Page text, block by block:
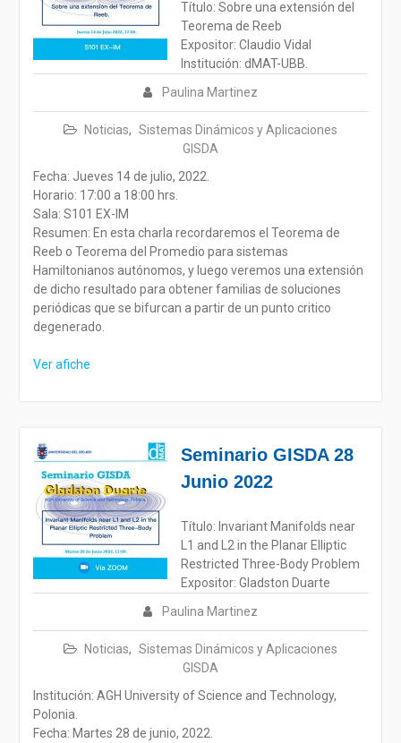
Paulina Martinez
Noticias, Sistemas Dinámicos y Aplicaciones
GISDA
Título: Sobre una extensión del
Teorema de Reeb
Expositor: Claudio Vidal
Institución: dMAT-UBB.
Fecha: Jueves 14 de julio, 2022.
Horario: 17:00 a 18:00 hrs.
Sala: S101 EX-IM
Resumen: En esta charla recordaremos el Teorema de
Reeb o Teorema del Promedio para sistemas
Hamiltonianos autónomos, y luego veremos una extensión
de dicho resultado para obtener familias de soluciones
periódicas que se bifurcan a partir de un punto critico
degenerado.
Ver afiche
Seminario GISDA 28
Junio 2022
Paulina Martinez
Noticias, Sistemas Dinámicos y Aplicaciones
GISDA
Título: Invariant Manifolds near
L1 and L2 in the Planar Elliptic
Restricted Three-Body Problem
Expositor: Gladston Duarte
Institución: AGH University of Science and Technology,
Polonia.
Fecha: Martes 28 de junio, 2022.